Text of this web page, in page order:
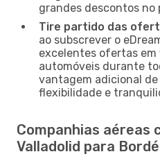
grandes descontos no
Tire partido das
ao subscrever o
excelentes ofertas em
automóveis durante
vantagem adicional
flexibilidade e
Companhias aéreas
Valladolid para